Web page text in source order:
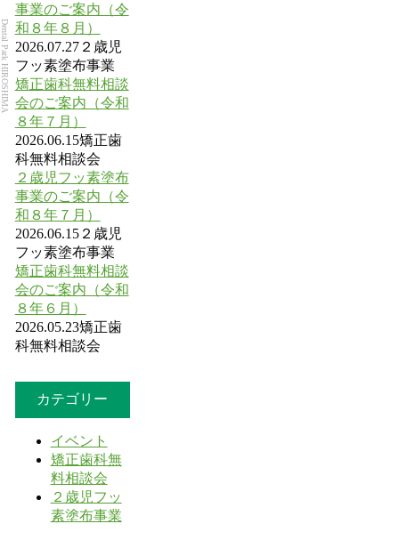
Dental Park HIROSHIMA
事業のご案内（令
和８年８月）
2026.07.27２歳児
フッ素塗布事業
矯正歯科無料相談
会のご案内（令和
８年７月）
2026.06.15矯正歯
科無料相談会
２歳児フッ素塗布
事業のご案内（令
和８年７月）
2026.06.15２歳児
フッ素塗布事業
矯正歯科無料相談
会のご案内（令和
８年６月）
2026.05.23矯正歯
科無料相談会
カテゴリー
イベント
矯正歯科無
料相談会
２歳児フッ
素塗布事業